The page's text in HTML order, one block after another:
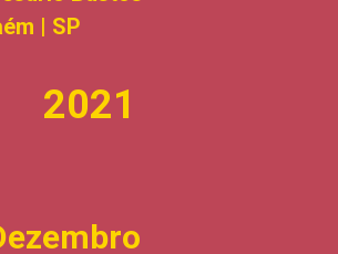
| SP
2021